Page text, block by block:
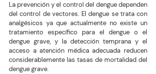
La prevención y el control del dengue dependen
del control de vectores. El dengue se trata con
analgésicos ya que actualmente no existe un
tratamiento específico para el dengue o el
dengue grave, y la detección temprana y el
acceso a atención médica adecuada reducen
considerablemente las tasas de mortalidad del
dengue grave.